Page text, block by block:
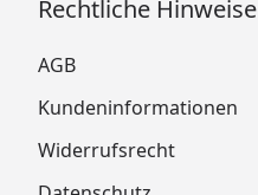
Rechtliche Hinweise
AGB
Kundeninformationen
Widerrufsrecht